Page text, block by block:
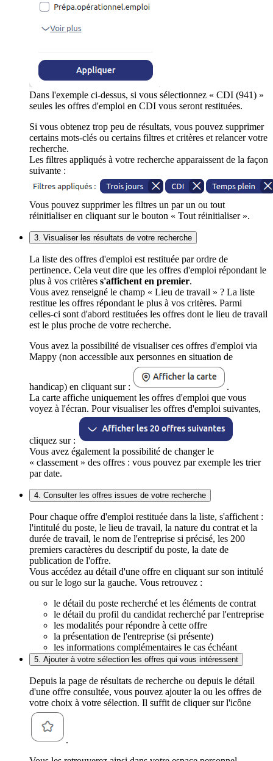
Dans l'exemple ci-dessus, si vous sélectionnez « CDI (941) »
seules les offres d'emploi en CDI vous seront restituées.
Si vous obtenez trop peu de résultats, vous pouvez supprimer
certains mots-clés ou certains filtres et critères et relancer votre
recherche.
Les filtres appliqués à votre recherche apparaissent de la façon
suivante :
Vous pouvez supprimer les filtres un par un ou tout
réinitialiser en cliquant sur le bouton « Tout réinitialiser ».
3. Visualiser les résultats de votre recherche
La liste des offres d'emploi est restituée par ordre de
pertinence. Cela veut dire que les offres d'emploi répondant le
plus à vos critères s'affichent en premier.
Vous avez renseigné le champ « Lieu de travail » ? La liste
restitue les offres répondant le plus à vos critères. Parmi
celles-ci sont d'abord restituées les offres dont le lieu de travail
est le plus proche de votre recherche.
Vous avez la possibilité de visualiser ces offres d'emploi via
Mappy (non accessible aux personnes en situation de
handicap) en cliquant sur :
.
La carte affiche uniquement les offres d'emploi que vous
voyez à l'écran. Pour visualiser les offres d'emploi suivantes,
cliquez sur :
Vous avez également la possibilité de changer le
« classement » des offres : vous pouvez par exemple les trier
par date.
4. Consulter les offres issues de votre recherche
Pour chaque offre d'emploi restituée dans la liste, s'affichent :
l'intitulé du poste, le lieu de travail, la nature du contrat et la
durée de travail, le nom de l'entreprise si précisé, les 200
premiers caractères du descriptif du poste, la date de
publication de l'offre.
Vous accédez au détail d'une offre en cliquant sur son intitulé
ou sur le logo sur la gauche. Vous retrouvez :
le détail du poste recherché et les éléments de contrat
le détail du profil du candidat recherché par l'entreprise
les modalités pour répondre à cette offre
la présentation de l'entreprise (si présente)
les informations complémentaires le cas échéant
5. Ajouter à votre sélection les offres qui vous intéressent
Depuis la page de résultats de recherche ou depuis le détail
d'une offre consultée, vous pouvez ajouter la ou les offres de
votre choix à votre sélection. Il suffit de cliquer sur l'icône
.